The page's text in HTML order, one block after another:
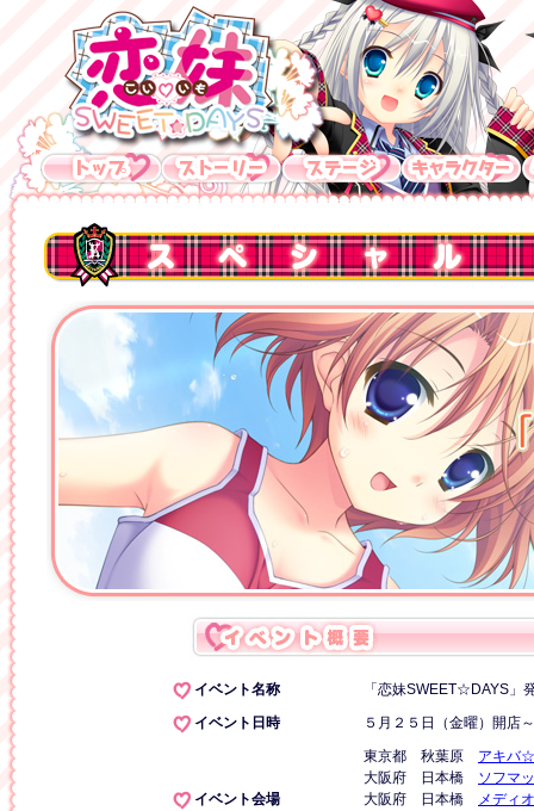
イベント名称
「恋妹SWEET☆DAYS」
イベント日時
５月２５日（金曜）開店
イベント会場
東京都 秋葉原 アキバ
大阪府 日本橋 ソフマ
大阪府 日本橋
メディ